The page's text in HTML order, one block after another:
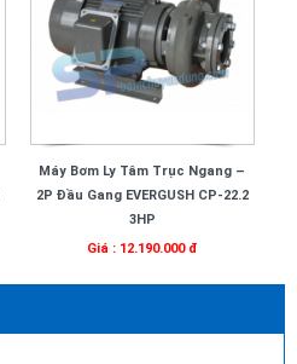
Máy Bơm Ly Tâm Trục Ngang –
2P Đầu Gang EVERGUSH CP-22.2
3HP
Giá : 12.190.000 đ